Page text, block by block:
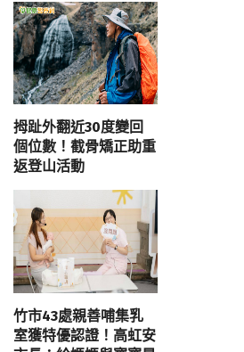
拇趾外翻近30度變回
個位數！截骨矯正助重
返登山活動
竹市43處親善哺集乳
室獲特優認證！高虹安